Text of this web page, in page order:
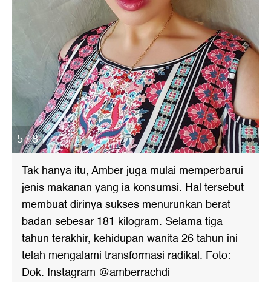
5 / 8
Tak hanya itu, Amber juga mulai memperbarui
jenis makanan yang ia konsumsi. Hal tersebut
membuat dirinya sukses menurunkan berat
badan sebesar 181 kilogram. Selama tiga
tahun terakhir, kehidupan wanita 26 tahun ini
telah mengalami transformasi radikal. Foto:
Dok. Instagram @amberrachdi